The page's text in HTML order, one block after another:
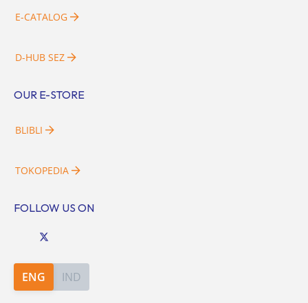
E-CATALOG
D-HUB SEZ
OUR E-STORE
BLIBLI
TOKOPEDIA
FOLLOW US ON
ENG IND